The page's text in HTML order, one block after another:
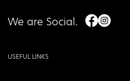
We are Social.
USEFUL LINKS